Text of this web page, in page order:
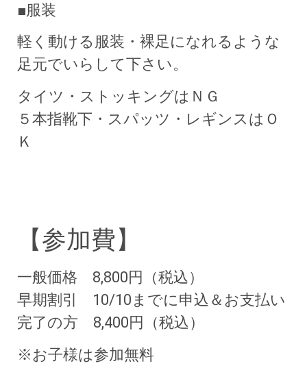
■服装
軽く動ける服装・裸足になれるような
足元でいらして下さい。
タイツ・ストッキングはＮＧ
５本指靴下・スパッツ・レギンスはＯ
Ｋ
【参加費】
一般価格 8,800円（税込）
早期割引 10/10までに申込＆お支払い
完了の方 8,400円
（税込）
※お子様は参加無料